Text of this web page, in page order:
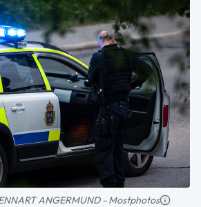
ANGERMUND - Mostphotos